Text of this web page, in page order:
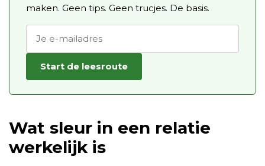
maken. Geen tips. Geen trucjes. De basis.
Start de leesroute
Wat sleur in een relatie
werkelijk is